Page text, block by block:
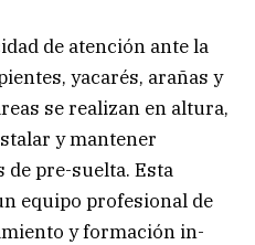
de atención ante la
yacarés, arañas y
se realizan en altura,
y mantener
de pre-suelta. Esta
equipo profesional de
y formación in-